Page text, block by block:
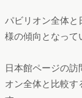
パビリオン全体と
様の傾向となって
日本館ページの
オン全体と比較